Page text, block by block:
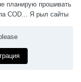
планирую прошивать
COD... Я рыл сайты